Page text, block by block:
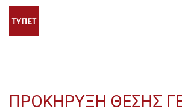
ΠΡΟΚΗΡΥΞΗ ΘΕΣΗΣ